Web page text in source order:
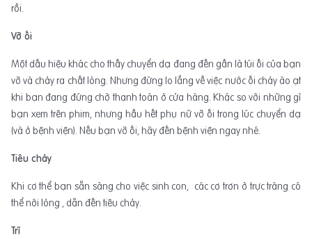
rồi.
Vỡ ối
Một dấu hiệu khác cho thấy chuyển dạ đang đến gần là túi ối của bạn
vỡ và chảy ra chất lỏng. Nhưng đừng lo lắng về việc nước ối chảy ào ạt
khi bạn đang đứng chờ thanh toán ở cửa hàng. Khác so với những gì
bạn xem trên phim, nhưng hầu hết phụ nữ vỡ ối trong lúc chuyển dạ
(và ở bệnh viện). Nếu bạn vỡ ối, hãy đến bệnh viện ngay nhé.
Tiêu chảy
Khi cơ thể bạn sẵn sàng cho việc sinh con, các cơ trơn ở trực tràng có
thể nới lỏng , dẫn đến tiêu chảy.
Trĩ